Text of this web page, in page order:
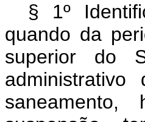
§ 1º
quando da
superior do